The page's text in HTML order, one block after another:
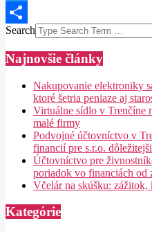
Twitter
Share
Search
Najnovšie články
Nakupovanie elektroniky
ktoré šetria peniaze aj
Virtuálne sídlo v Trenčíne
malé firmy
Podvojné účtovníctvo v
financií pre s.r.o.
Účtovníctvo pre
poriadok vo financiách od
Včelár na skúšku: zážitok,
Kategórie